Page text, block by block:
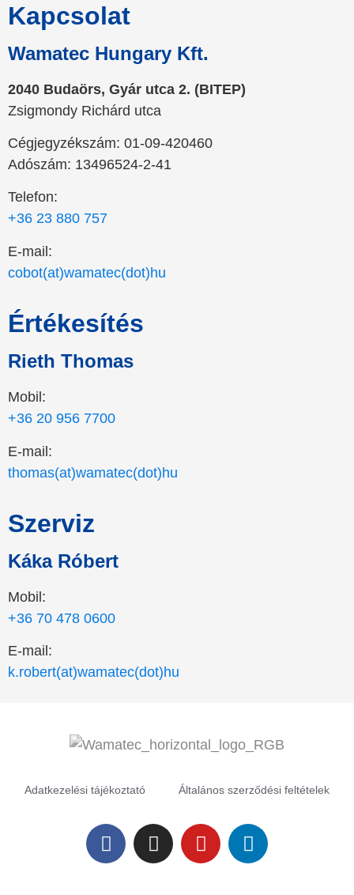
Kapcsolat
Wamatec Hungary Kft.
2040 Budaörs, Gyár utca 2. (BITEP)
Zsigmondy Richárd utca
Cégjegyzékszám: 01-09-420460
Adószám: 13496524-2-41
Telefon:
+36 23 880 757
E-mail:
cobot(at)wamatec(dot)hu
Értékesítés
Rieth Thomas
Mobil:
+36 20 956 7700
E-mail:
thomas(at)wamatec(dot)hu
Szerviz
Káka Róbert
Mobil:
+36 70 478 0600
E-mail:
k.robert(at)wamatec(dot)hu
Adatkezelési tájékoztató Általános szerződési feltételek